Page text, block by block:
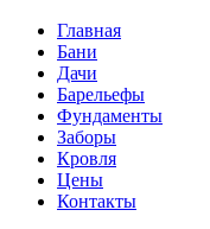
Главная
Бани
Дачи
Барельефы
Фундаменты
Заборы
Кровля
Цены
Контакты